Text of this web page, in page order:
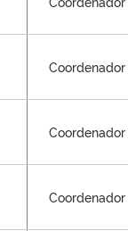
Coordenador
Coordenador
Coordenador